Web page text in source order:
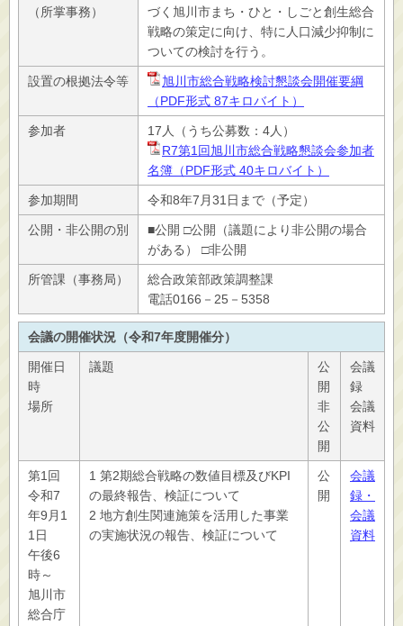
（所掌事務）
づく旭川市まち・ひと・しごと創生総合
戦略の策定に向け、特に人口減少抑制に
ついての検討を行う。
設置の根拠法令等
旭川市総合戦略検討懇談会開催要綱
（PDF形式 87キロバイト）
参加者
17人（うち公募数：4人）
R7第1回旭川市総合戦略懇談会参加者
名簿（PDF形式 40キロバイト）
参加期間 令和8年7月31日まで（予定）
公開・非公開の別
■公開 □公開（議題により非公開の場合
がある） □非公開
所管課（事務局）
総合政策部政策調整課
電話0166－25－5358
会議の開催状況（令和7年度開催分）
開催日
時
場所
議題
公
開
非
公
開
会議
録
会議
資料
第1回
令和7
年9月1
1日
午後6
時～
旭川市
総合庁
1 第2期総合戦略の数値目標及びKPI
の最終報告、検証について
2 地方創生関連施策を活用した事業
の実施状況の報告、検証について
公
開
会議
録・
会議
資料